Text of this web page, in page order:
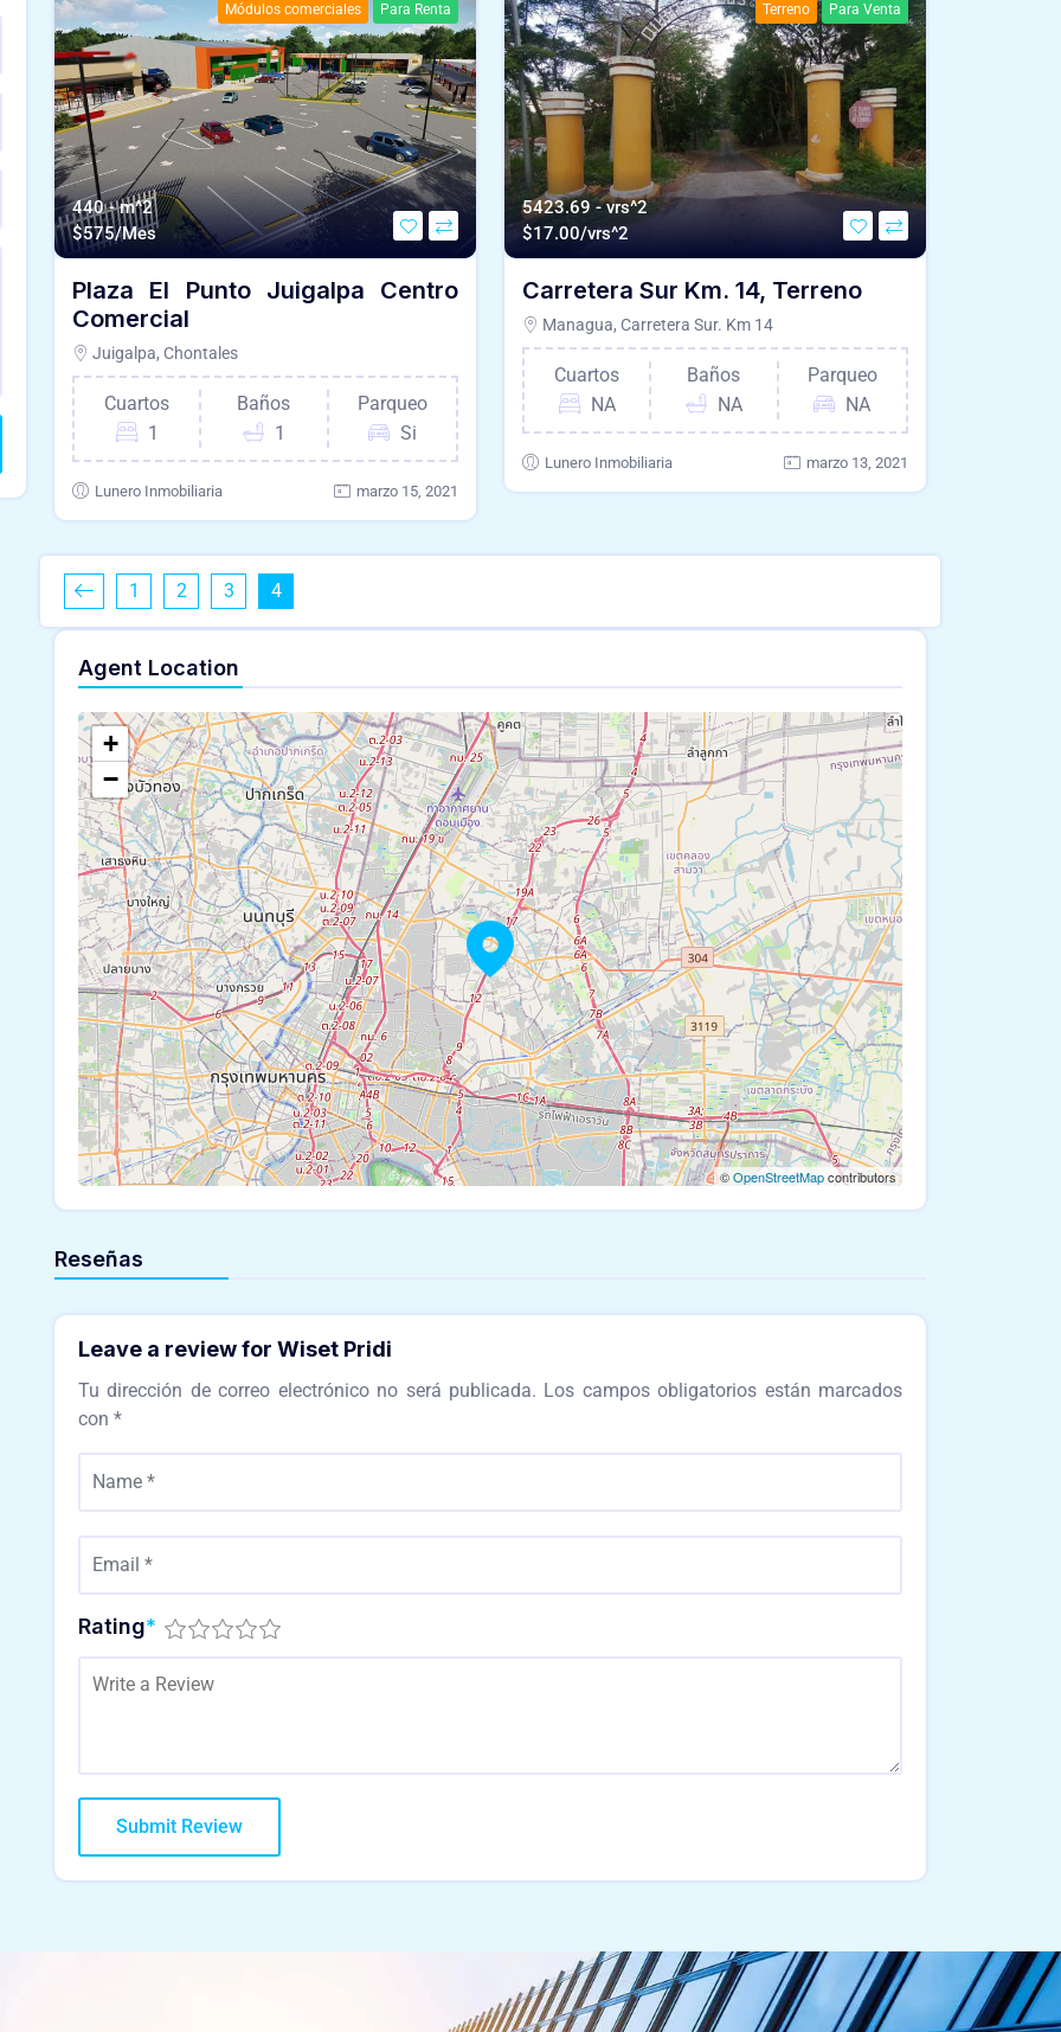
Módulos comerciales Para Renta
440 - m^2
$575/Mes
Plaza El Punto Juigalpa Centro
Comercial
Juigalpa, Chontales
Cuartos
1
Baños
1
Parqueo
Si
Lunero Inmobiliaria marzo 15, 2021
Terreno Para Venta
5423.69 - vrs^2
$17.00/vrs^2
Carretera Sur Km. 14, Terreno
Managua, Carretera Sur. Km 14
Cuartos
NA
Baños
NA
Parqueo
NA
Lunero Inmobiliaria marzo 13, 2021
1 2 3 4
Agent Location
+
−
©OpenStreetMapcontributors
Reseñas
Leave a review for Wiset Pridi
Tu dirección de correo electrónico no será publicada. Los campos obligatorios están marcados
con *
Rating*